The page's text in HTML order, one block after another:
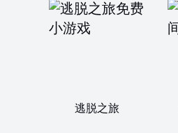
逃脱之旅